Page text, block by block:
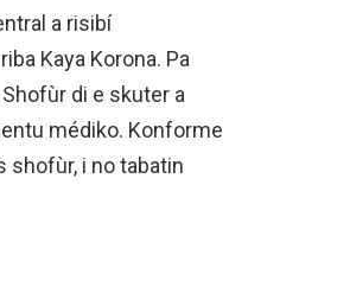
a risibí
Kaya Korona. Pa
di e skuter a
médiko. Konforme
shofùr, i no tabatin